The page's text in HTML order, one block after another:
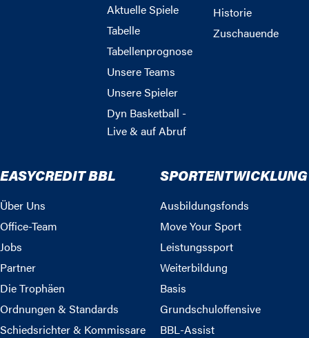
Aktuelle Spiele
Tabelle
Tabellenprognose
Unsere Teams
Unsere Spieler
Dyn Basketball -
Live & auf Abruf
Historie
Zuschauende
EASYCREDIT BBL
Über Uns
Office-Team
Jobs
Partner
Die Trophäen
Ordnungen & Standards
Schiedsrichter & Kommissare
SPORTENTWICKLUNG
Ausbildungsfonds
Move Your Sport
Leistungssport
Weiterbildung
Basis
Grundschuloffensive
BBL-Assist